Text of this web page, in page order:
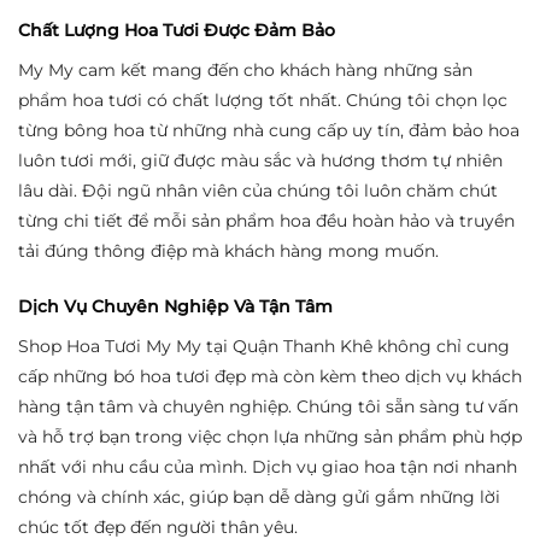
Chất Lượng Hoa Tươi Được Đảm Bảo
My My cam kết mang đến cho khách hàng những sản
phẩm hoa tươi có chất lượng tốt nhất. Chúng tôi chọn lọc
từng bông hoa từ những nhà cung cấp uy tín, đảm bảo hoa
luôn tươi mới, giữ được màu sắc và hương thơm tự nhiên
lâu dài. Đội ngũ nhân viên của chúng tôi luôn chăm chút
từng chi tiết để mỗi sản phẩm hoa đều hoàn hảo và truyền
tải đúng thông điệp mà khách hàng mong muốn.
Dịch Vụ Chuyên Nghiệp Và Tận Tâm
Shop Hoa Tươi My My tại Quận Thanh Khê không chỉ cung
cấp những bó hoa tươi đẹp mà còn kèm theo dịch vụ khách
hàng tận tâm và chuyên nghiệp. Chúng tôi sẵn sàng tư vấn
và hỗ trợ bạn trong việc chọn lựa những sản phẩm phù hợp
nhất với nhu cầu của mình. Dịch vụ giao hoa tận nơi nhanh
chóng và chính xác, giúp bạn dễ dàng gửi gắm những lời
chúc tốt đẹp đến người thân yêu.